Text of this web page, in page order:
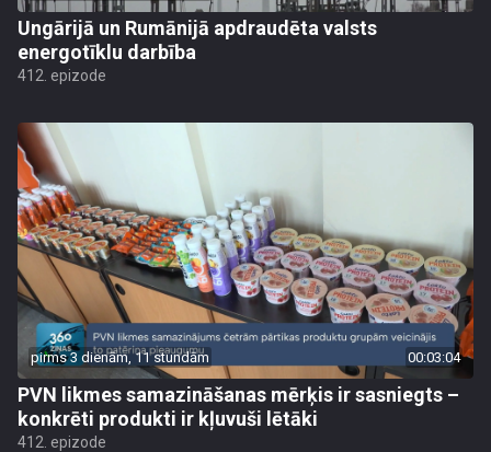
Ungārijā un Rumānijā apdraudēta valsts
energotīklu darbība
412. epizode
pirms 3 dienām, 11 stundām 00:03:04
PVN likmes samazināšanas mērķis ir sasniegts –
konkrēti produkti ir kļuvuši lētāki
412. epizode